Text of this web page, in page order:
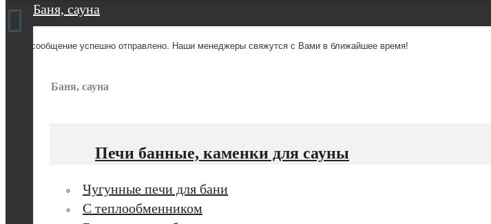
Баня, сауна
Баня, сауна
Печи банные, каменки для сауны
Чугунные печи для бани
С теплообменником
Ваше сообщение успешно отправлено. Наши менеджеры свяжутся с Вами в ближайшее время!